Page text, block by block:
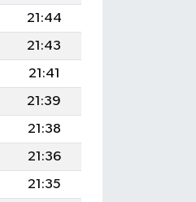
21:44
21:43
21:41
21:39
21:38
21:36
21:35